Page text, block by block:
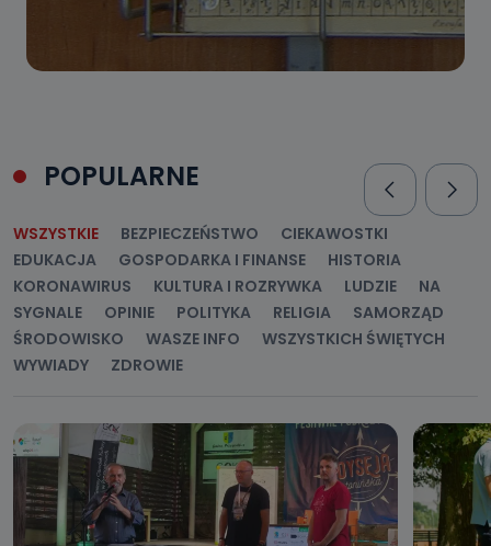
POPULARNE
WSZYSTKIE BEZPIECZEŃSTWO
CIEKAWOSTKI
EDUKACJA
GOSPODARKA I FINANSE
HISTORIA
KORONAWIRUS
KULTURA I ROZRYWKA LUDZIE
NA
SYGNALE
OPINIE POLITYKA RELIGIA
SAMORZĄD
ŚRODOWISKO
WASZE INFO
WSZYSTKICH ŚWIĘTYCH
WYWIADY
ZDROWIE